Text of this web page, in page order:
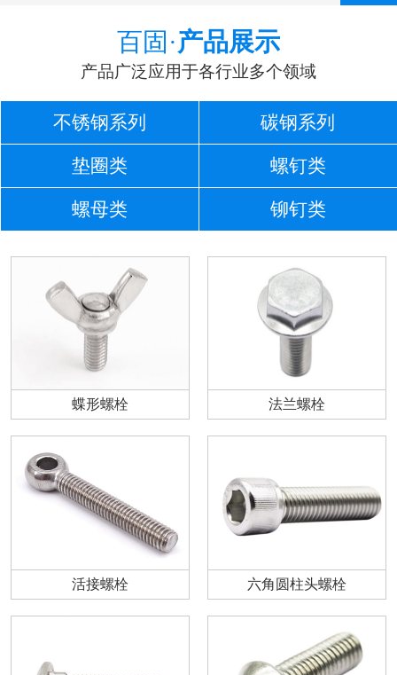
百固·产品展示
产品广泛应用于各行业多个领域
不锈钢系列 碳钢系列
垫圈类 螺钉类
螺母类 铆钉类
蝶形螺栓 法兰螺栓
活接螺栓 六角圆柱头螺栓